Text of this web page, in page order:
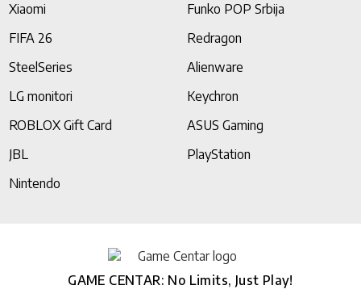
Xiaomi
Funko POP Srbija
FIFA 26
Redragon
SteelSeries
Alienware
LG monitori
Keychron
ROBLOX Gift Card
ASUS Gaming
JBL
PlayStation
Nintendo
GAME CENTAR: No Limits, Just Play!